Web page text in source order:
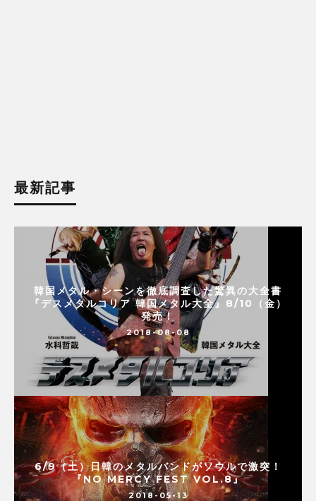
最新記事
韓国メタル・シーンを徹底調査した驚異の大全書
『デスメタルコリア 韓国メタル大全』8/10（金）
発売！
2018-08-08
6/9（土）日韓のメタルバンドがソウルで激突！
『NO MERCY FEST VOL.8』
2018-05-13